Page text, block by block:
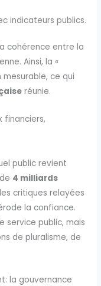
indicateurs publics.
cohérence entre la
Ainsi, la «
ce qui
réunie.
financiers,
public revient
4 milliards
critiques relayées
la confiance.
service public, mais
de pluralisme, de
la gouvernance